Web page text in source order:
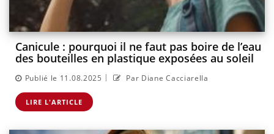
Canicule : pourquoi il ne faut pas boire de l’eau
des bouteilles en plastique exposées au soleil
Publié le 11.08.2025 | Par Diane Cacciarella
LIRE L'ARTICLE